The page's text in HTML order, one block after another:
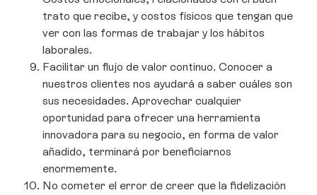
trato que recibe, y costos físicos que tengan que
ver con las formas de trabajar y los hábitos
laborales.
Facilitar un flujo de valor continuo. Conocer a
nuestros clientes nos ayudará a saber cuáles son
sus necesidades. Aprovechar cualquier
oportunidad para ofrecer una herramienta
innovadora para su negocio, en forma de valor
añadido, terminará por beneficiarnos
enormemente.
No cometer el error de creer que la fidelización